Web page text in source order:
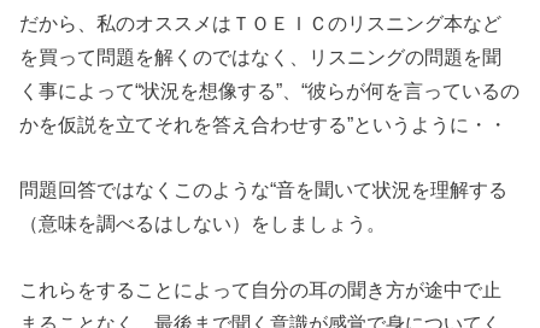
だから、私のオススメはＴＯＥＩＣのリスニング本など
を買って問題を解くのではなく、リスニングの問題を聞
く事によって“状況を想像する”、“彼らが何を言っているの
かを仮説を立てそれを答え合わせする”というように・・
問題回答ではなくこのような“音を聞いて状況を理解する
（意味を調べるはしない）をしましょう。
これらをすることによって自分の耳の聞き方が途中で止
まることなく、最後まで聞く意識が感覚で身についてく